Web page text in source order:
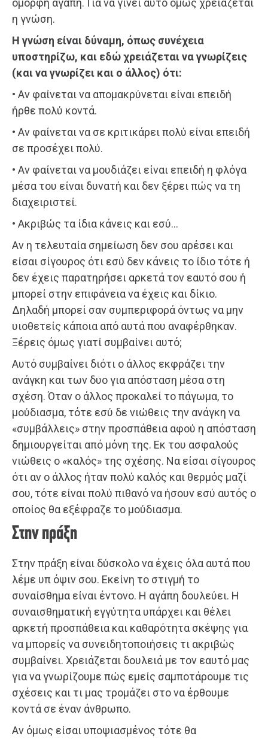
όμορφη αγάπη. Για να γίνει αυτό όμως χρειάζεται
η γνώση.
Η γνώση είναι δύναμη, όπως συνέχεια
υποστηρίζω, και εδώ χρειάζεται να γνωρίζεις
(και να γνωρίζει και ο άλλος) ότι:
• Αν φαίνεται να απομακρύνεται είναι επειδή
ήρθε πολύ κοντά.
• Αν φαίνεται να σε κριτικάρει πολύ είναι επειδή
σε προσέχει πολύ.
• Αν φαίνεται να μουδιάζει είναι επειδή η φλόγα
μέσα του είναι δυνατή και δεν ξέρει πώς να τη
διαχειριστεί.
• Ακριβώς τα ίδια κάνεις και εσύ…
Αν η τελευταία σημείωση δεν σου αρέσει και
είσαι σίγουρος ότι εσύ δεν κάνεις το ίδιο τότε ή
δεν έχεις παρατηρήσει αρκετά τον εαυτό σου ή
μπορεί στην επιφάνεια να έχεις και δίκιο.
Δηλαδή μπορεί σαν συμπεριφορά όντως να μην
υιοθετείς κάποια από αυτά που αναφέρθηκαν.
Ξέρεις όμως γιατί συμβαίνει αυτό;
Αυτό συμβαίνει διότι ο άλλος εκφράζει την
ανάγκη και των δυο για απόσταση μέσα στη
σχέση. Όταν ο άλλος προκαλεί το πάγωμα, το
μούδιασμα, τότε εσύ δε νιώθεις την ανάγκη να
«συμβάλλεις» στην προσπάθεια αφού η απόσταση
δημιουργείται από μόνη της. Εκ του ασφαλούς
νιώθεις ο «καλός» της σχέσης. Να είσαι σίγουρος
ότι αν ο άλλος ήταν πολύ καλός και θερμός μαζί
σου, τότε είναι πολύ πιθανό να ήσουν εσύ αυτός ο
οποίος θα εξέφραζε το μούδιασμα.
Στην πράξη
Στην πράξη είναι δύσκολο να έχεις όλα αυτά που
λέμε υπ όψιν σου. Εκείνη το στιγμή το
συναίσθημα είναι έντονο. Η αγάπη δουλεύει. Η
συναισθηματική εγγύτητα υπάρχει και θέλει
αρκετή προσπάθεια και καθαρότητα σκέψης για
να μπορείς να συνειδητοποιήσεις τι ακριβώς
συμβαίνει. Χρειάζεται δουλειά με τον εαυτό μας
για να γνωρίζουμε πώς εμείς σαμποτάρουμε τις
σχέσεις και τι μας τρομάζει στο να έρθουμε
κοντά σε έναν άνθρωπο.
Αν όμως είσαι υποψιασμένος τότε θα